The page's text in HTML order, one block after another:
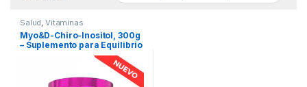
Salud,Vitaminas
Myo&D-Chiro-Inositol, 300g
– Suplemento para Equilibrio
Hormonal y Salud